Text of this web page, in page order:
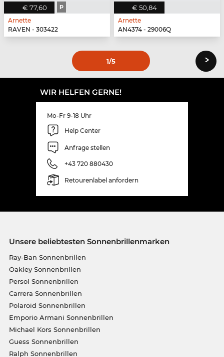
€ 77,60 P
Arnette
RAVEN - 303422
€ 50,84
Arnette
AN4374 - 29006Q
1/5 ›
WIR HELFEN GERNE!
Mo-Fr 9-18 Uhr
Help Center
Anfrage stellen
+43 720 880430
Retourenlabel anfordern
Unsere beliebtesten Sonnenbrillenmarken
Ray-Ban Sonnenbrillen
Oakley Sonnenbrillen
Persol Sonnenbrillen
Carrera Sonnenbrillen
Polaroid Sonnenbrillen
Emporio Armani Sonnenbrillen
Michael Kors Sonnenbrillen
Guess Sonnenbrillen
Ralph Sonnenbrillen